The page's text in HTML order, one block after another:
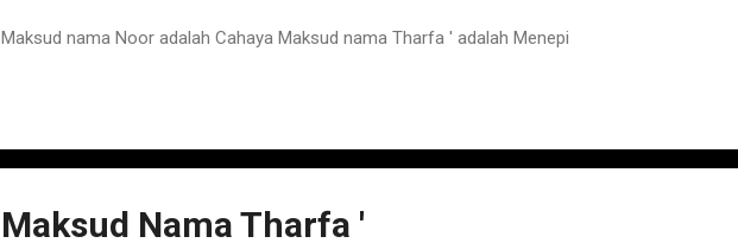
Maksud nama Noor adalah Cahaya Maksud nama Tharfa ' adalah Menepi
Maksud Nama Tharfa '